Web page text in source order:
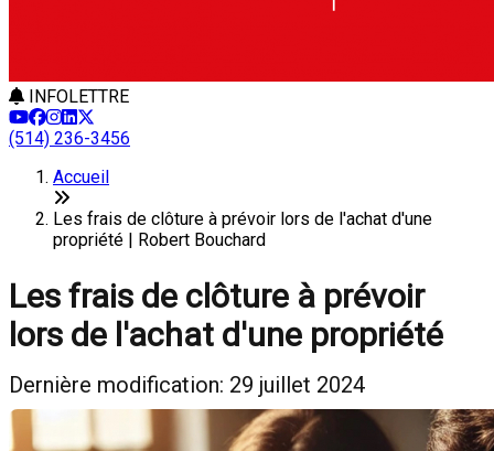
INFOLETTRE
(514) 236-3456
Accueil
Les frais de clôture à prévoir lors de l'achat d'une
propriété | Robert Bouchard
Les frais de clôture à prévoir
lors de l'achat d'une propriété
Dernière modification: 29 juillet 2024